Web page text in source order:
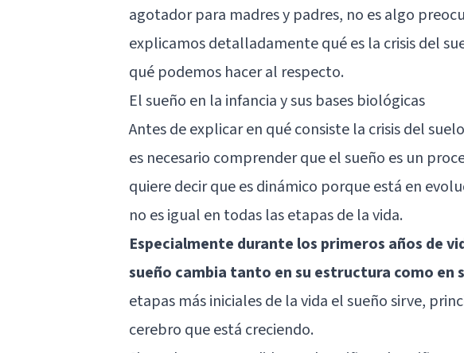
agotador para madres y padres, no es algo
explicamos detalladamente qué es la crisis del
qué podemos hacer al respecto.
El sueño en la infancia y sus bases biológicas
Antes de explicar en qué consiste la crisis del
es necesario comprender que el sueño es un
quiere decir que es dinámico porque está en
no es igual en todas las etapas de la vida.
Especialmente durante los primeros años de
sueño cambia tanto en su estructura como en
etapas más iniciales de la vida el sueño sirve,
cerebro que está creciendo.